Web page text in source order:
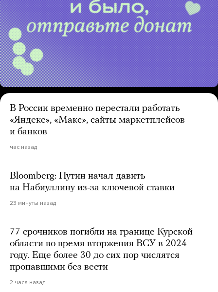
В России временно перестали работать
«Яндекс», «Макс», сайты маркетплейсов
и банков
час назад
Bloomberg: Путин начал давить
на Набиуллину из-за ключевой ставки
23 минуты назад
77 срочников погибли на границе Курской
области во время вторжения ВСУ в 2024
году. Еще более 30 до сих пор числятся
пропавшими без вести
2 часа назад